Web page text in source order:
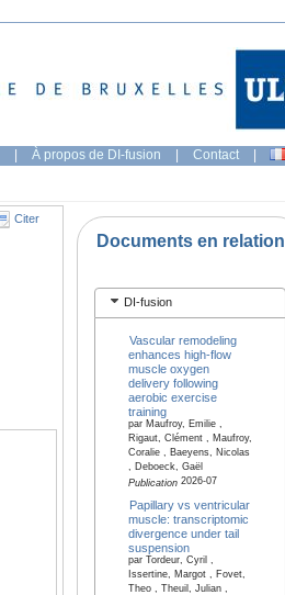
| À propos de DI-fusion | Contact |
Citer
Documents en relation
DI-fusion
Vascular remodeling
enhances high-flow
muscle oxygen
delivery following
aerobic exercise
training
par Maufroy, Emilie ,
Rigaut, Clément , Maufroy,
Coralie , Baeyens, Nicolas
, Deboeck, Gaël
Publication2026-07
Papillary vs ventricular
muscle: transcriptomic
divergence under tail
suspension
par Tordeur, Cyril ,
Issertine, Margot , Fovet,
Theo , Theuil, Julian ,